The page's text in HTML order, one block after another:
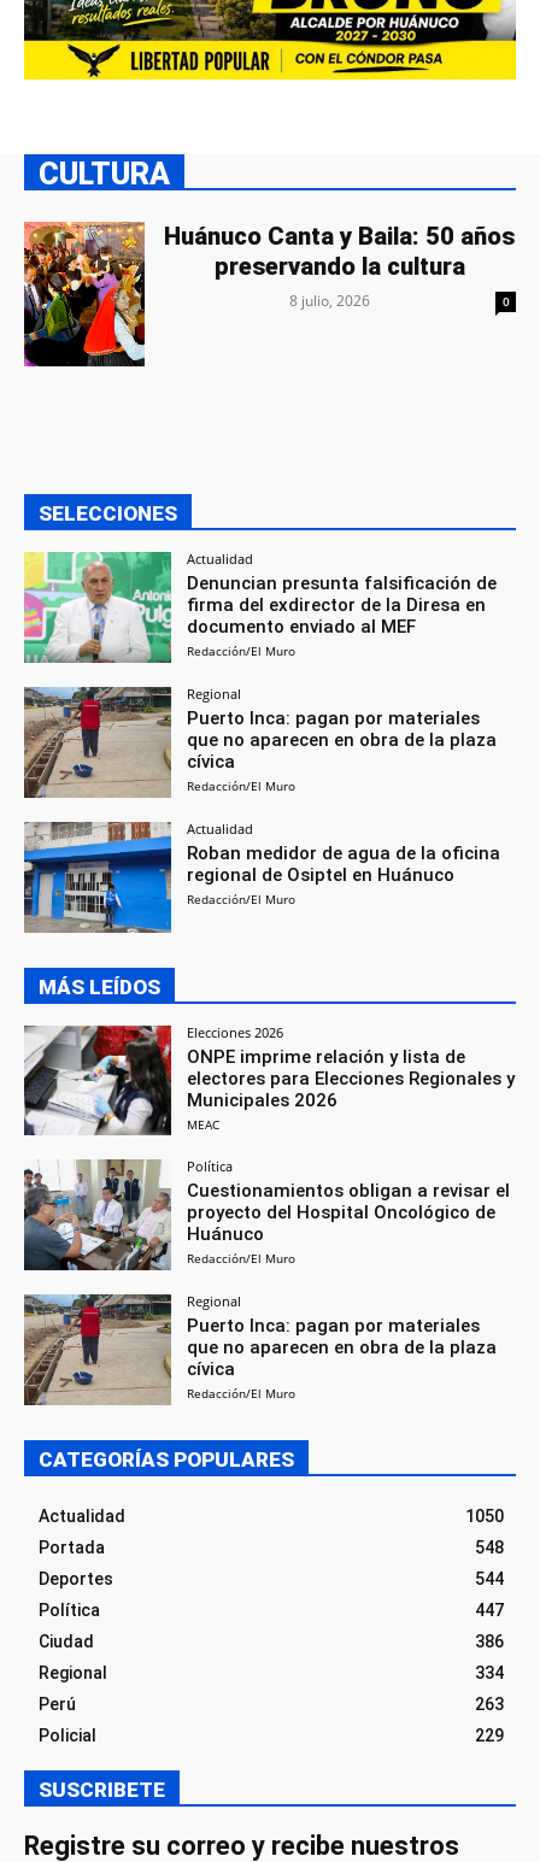
CULTURA
Huánuco Canta y Baila: 50 años
preservando la cultura
8 julio, 2026 0
SELECCIONES
Actualidad
Denuncian presunta falsificación de
firma del exdirector de la Diresa en
documento enviado al MEF
Redacción/El Muro
Regional
Puerto Inca: pagan por materiales
que no aparecen en obra de la plaza
cívica
Redacción/El Muro
Actualidad
Roban medidor de agua de la oficina
regional de Osiptel en Huánuco
Redacción/El Muro
MÁS LEÍDOS
Elecciones 2026
ONPE imprime relación y lista de
electores para Elecciones Regionales y
Municipales 2026
MEAC
Política
Cuestionamientos obligan a revisar el
proyecto del Hospital Oncológico de
Huánuco
Redacción/El Muro
Regional
Puerto Inca: pagan por materiales
que no aparecen en obra de la plaza
cívica
Redacción/El Muro
CATEGORÍAS POPULARES
Actualidad
1050
Portada
548
Deportes
544
Política
447
Ciudad
386
Regional
334
Perú
263
Policial
229
SUSCRIBETE
Registre su correo y recibe nuestros